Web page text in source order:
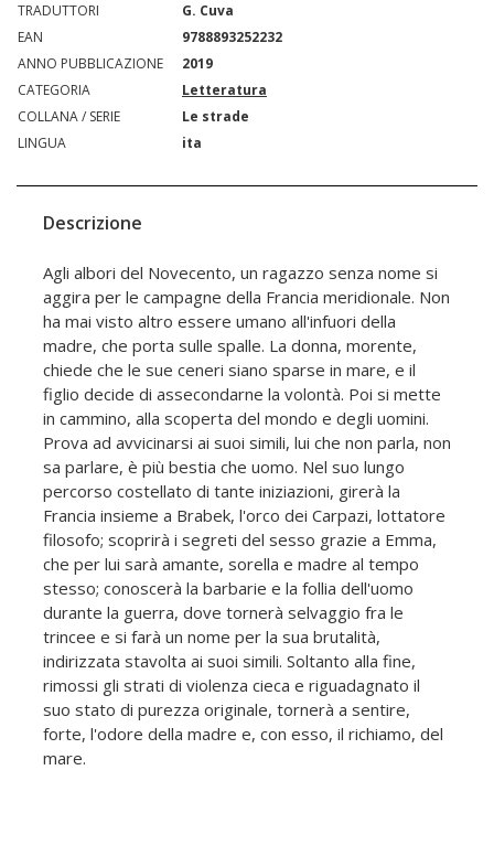
TRADUTTORI
G. Cuva
EAN
9788893252232
ANNO PUBBLICAZIONE
2019
CATEGORIA
Letteratura
COLLANA / SERIE
Le strade
LINGUA
ita
Descrizione
Agli albori del Novecento, un ragazzo senza nome si
aggira per le campagne della Francia meridionale. Non
ha mai visto altro essere umano all'infuori della
madre, che porta sulle spalle. La donna, morente,
chiede che le sue ceneri siano sparse in mare, e il
figlio decide di assecondarne la volontà. Poi si mette
in cammino, alla scoperta del mondo e degli uomini.
Prova ad avvicinarsi ai suoi simili, lui che non parla, non
sa parlare, è più bestia che uomo. Nel suo lungo
percorso costellato di tante iniziazioni, girerà la
Francia insieme a Brabek, l'orco dei Carpazi, lottatore
filosofo; scoprirà i segreti del sesso grazie a Emma,
che per lui sarà amante, sorella e madre al tempo
stesso; conoscerà la barbarie e la follia dell'uomo
durante la guerra, dove tornerà selvaggio fra le
trincee e si farà un nome per la sua brutalità,
indirizzata stavolta ai suoi simili. Soltanto alla fine,
rimossi gli strati di violenza cieca e riguadagnato il
suo stato di purezza originale, tornerà a sentire,
forte, l'odore della madre e, con esso, il richiamo, del
mare.